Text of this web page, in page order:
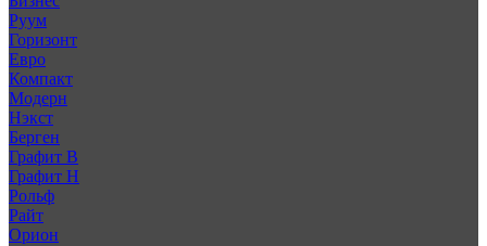
Руум
Горизонт
Евро
Компакт
Модерн
Нэкст
Берген
Графит В
Графит Н
Рольф
Райт
Орион